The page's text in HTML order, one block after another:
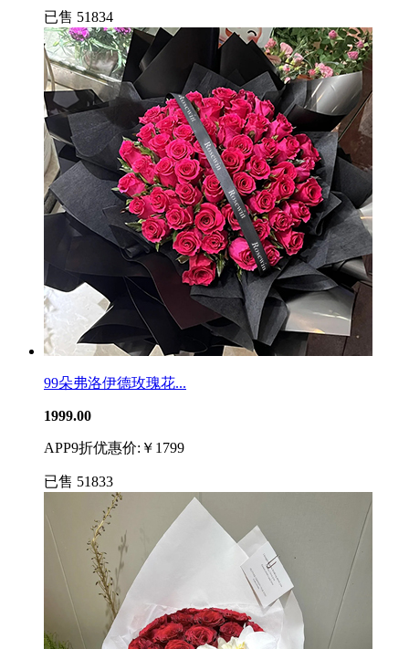
已售 51834
99朵弗洛伊德玫瑰花...
1999.00
APP9折优惠价:￥1799
已售 51833